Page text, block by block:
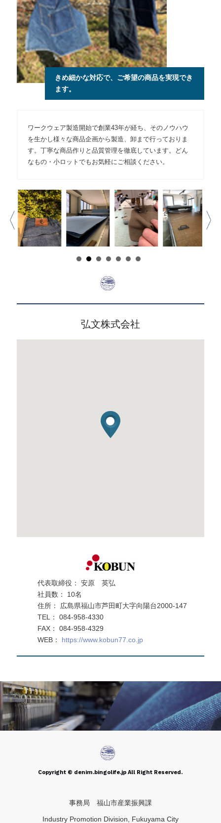
きめ細かな対応で、ご希望の商品を実現でき
ます。
ワークウェア製造開始で創業43年が経ち、そのノウハウ
を生かし様々な商品企画から製造、卸まで行っておりま
す。丁寧な商品作りと品質管理を徹底しています。どん
なもの・小ロットでもお気軽にご相談ください。
弘文株式会社
代表取締役： 安原 英弘
社員数： 10名
住所： 広島県福山市芦田町大字向陽台2000-147
TEL： 084-958-4330
FAX： 084-958-4329
WEB： https://www.kobun77.co.jp
Copyright © denim.bingolife.jp All Right Reserved.
事務局 福山市産業振興課
Industry Promotion Division, Fukuyama City